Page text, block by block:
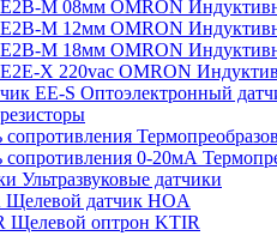
Оптоэлектронный
Ультразвуковые датчики
Щелевой датчик HOA
Щелевой оптрон KTIR